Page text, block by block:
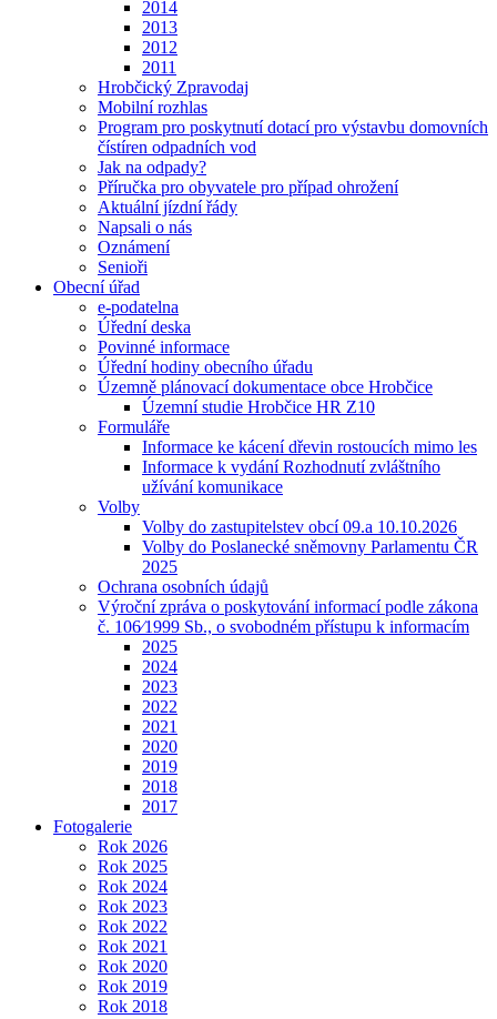
2014
2013
2012
2011
Hrobčický Zpravodaj
Mobilní rozhlas
Program pro poskytnutí dotací pro výstavbu domovních
čístíren odpadních vod
Jak na odpady?
Příručka pro obyvatele pro případ ohrožení
Aktuální jízdní řády
Napsali o nás
Oznámení
Senioři
Obecní úřad
e-podatelna
Úřední deska
Povinné informace
Úřední hodiny obecního úřadu
Územně plánovací dokumentace obce Hrobčice
Územní studie Hrobčice HR Z10
Formuláře
Informace ke kácení dřevin rostoucích mimo les
Informace k vydání Rozhodnutí zvláštního
užívání komunikace
Volby
Volby do zastupitelstev obcí 09.a 10.10.2026
Volby do Poslanecké sněmovny Parlamentu ČR
2025
Ochrana osobních údajů
Výroční zpráva o poskytování informací podle zákona
č. 106⁄1999 Sb., o svobodném přístupu k informacím
2025
2024
2023
2022
2021
2020
2019
2018
2017
Fotogalerie
Rok 2026
Rok 2025
Rok 2024
Rok 2023
Rok 2022
Rok 2021
Rok 2020
Rok 2019
Rok 2018